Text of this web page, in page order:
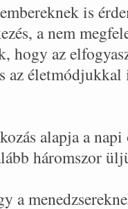
is
a nem
hogy az
az életmódjukkal
alapja a napi
háromszor
a